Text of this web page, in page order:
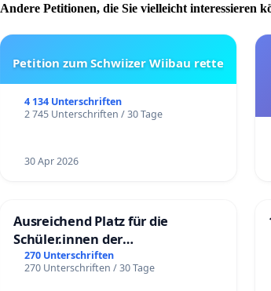
Andere Petitionen, die Sie vielleicht interessieren
Petition zum Schwiizer Wiibau rette
4 134 Unterschriften
2 745 Unterschriften / 30 Tage
30 Apr 2026
Ausreichend Platz für die
Schüler.innen der
Schönbergschule
270 Unterschriften
270 Unterschriften / 30 Tage